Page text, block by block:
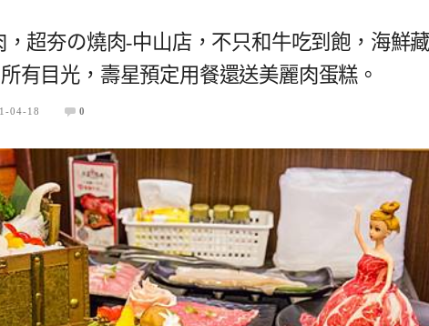
超夯の燒肉-中山店，不只和牛吃到飽，海鮮
有目光，壽星預定用餐還送美麗肉蛋糕。
04-18 0